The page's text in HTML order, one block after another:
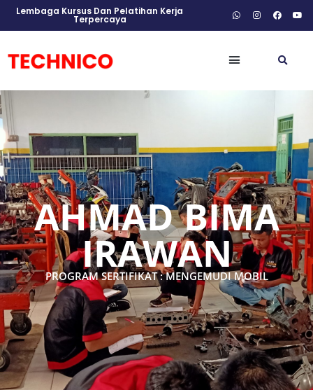
Lembaga Kursus Dan Pelatihan Kerja
Terpercaya
AHMAD BIMA
IRAWAN
PROGRAM SERTIFIKAT : MENGEMUDI MOBIL